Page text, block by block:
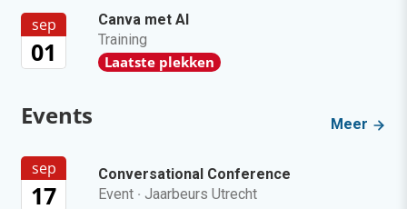
sep
01
Canva met AI
Training
Laatste plekken
Events Meer
sep
17
Conversational Conference
Event · Jaarbeurs Utrecht